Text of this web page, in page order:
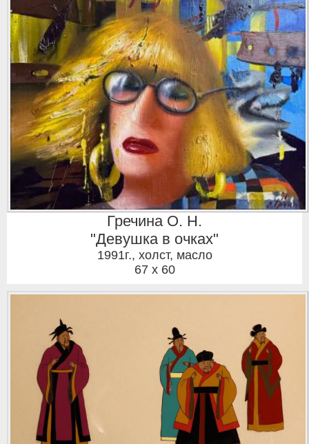
Гречина О. Н.
"Девушка в очках"
1991г., холст, масло
67 x 60